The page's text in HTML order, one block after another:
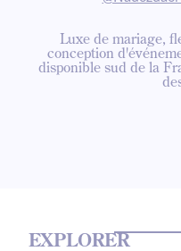
Luxe de mariage,
conception
disponible sud de la
EXPLORER